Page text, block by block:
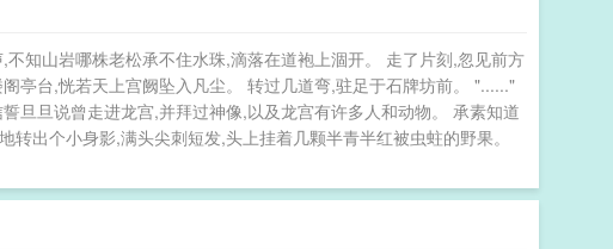
知山岩哪株老松承不住水珠,滴落在道袍上涸开。 走了片刻,忽见前方
亭台,恍若天上宫阙坠入凡尘。 转过几道弯,驻足于石牌坊前。 "......"
旦旦说曾走进龙宫,并拜过神像,以及龙宫有许多人和动物。 承素知道
出个小身影,满头尖刺短发,头上挂着几颗半青半红被虫蛀的野果。